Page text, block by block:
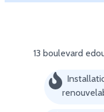
13 boulevard